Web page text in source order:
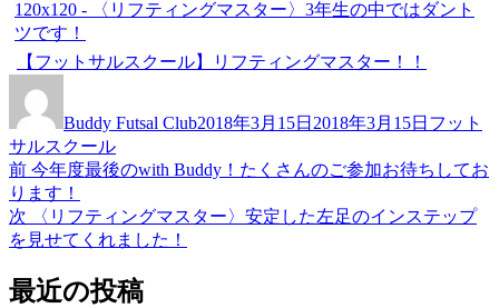
【フットサルスクール】リフティングマスター！！
者
Buddy Futsal Club日:
2018年3月15日 2018年3月15日ゴ
ー
フット
サルスクール
投
稿
ナ
ビ
前 前
の
投
稿:
今年度最後のwith Buddy！たくさんのご参加お待ちしてお
ります！
次
次
の
稿:
〈リフティングマスター〉安定した左足のインステップ
を見せてくれました！
最近の投稿